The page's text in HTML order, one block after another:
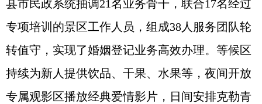
县市民政系统抽调21名业务骨干，联合17名经过
专项培训的景区工作人员，组成38人服务团队轮
转值守，实现了婚姻登记业务高效办理。等候区
持续为新人提供饮品、干果、水果等，夜间开放
专属观影区播放经典爱情影片，日间安排克勒青